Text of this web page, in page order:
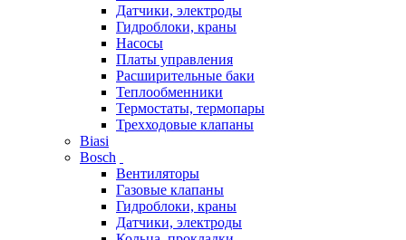
Датчики, электроды
Гидроблоки, краны
Насосы
Платы управления
Расширительные баки
Теплообменники
Термостаты, термопары
Трехходовые клапаны
Biasi
Bosch
Вентиляторы
Газовые клапаны
Гидроблоки, краны
Датчики, электроды